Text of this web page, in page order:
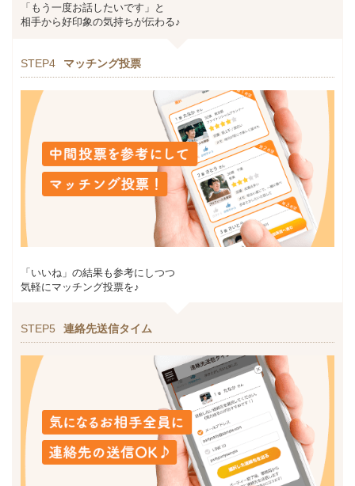
「もう一度お話したいです」と
相手から好印象の気持ちが伝わる♪
STEP4 マッチング投票
「いいね」の結果も参考にしつつ
気軽にマッチング投票を♪
STEP5 連絡先送信タイム